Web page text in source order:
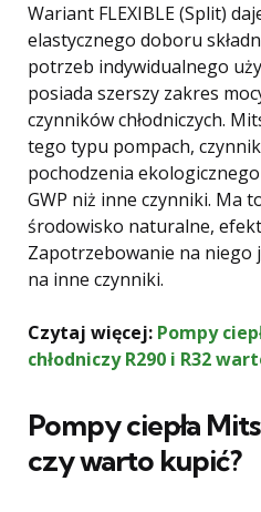
Wariant FLEXIBLE (Split)
elastycznego doboru
potrzeb indywidualnego
posiada szerszy zakres
czynników chłodniczych.
tego typu pompach, czynnik
pochodzenia
GWP niż inne czynniki. Ma
środowisko naturalne,
Zapotrzebowanie na niego
na inne czynniki.
Czytaj więcej: Pompy
chłodniczy R290 i R32
Pompy ciepła
czy warto kupić?